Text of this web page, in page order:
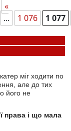
«
... 1 076
1 077
міг ходити по
але до тих
його не
права і що мала